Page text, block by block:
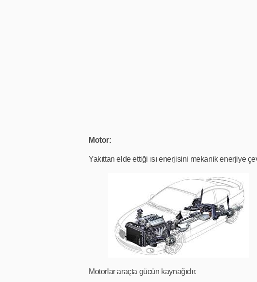
Motor:
Yakıttan elde ettiği ısı enerjisini mekanik enerjiye
Motorlar araçta gücün kaynağıdır.